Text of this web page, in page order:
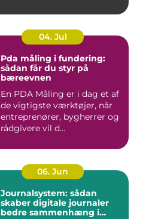
04. Jul
Pda måling i fundering:
sådan får du styr på
bæreevnen
En PDA Måling er i dag et af
de vigtigste værktøjer, når
entreprenører, bygherrer og
rådgivere vil d...
06. Jun
Journalsystem: sådan
skaber digitale journaler
bedre sammenhæng i